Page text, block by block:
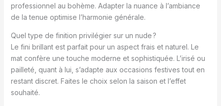
professionnel au bohème. Adapter la nuance à l’ambiance
de la tenue optimise l’harmonie générale.
Quel type de finition privilégier sur un nude ?
Le fini brillant est parfait pour un aspect frais et naturel. Le
mat confère une touche moderne et sophistiquée. L’irisé ou
pailleté, quant à lui, s’adapte aux occasions festives tout en
restant discret. Faites le choix selon la saison et l’effet
souhaité.